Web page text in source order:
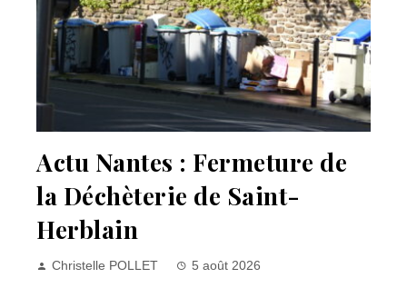
Actu Nantes : Fermeture de
la Déchèterie de Saint-
Herblain
Christelle POLLET 5 août 2026